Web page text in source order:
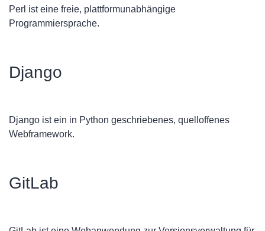
Perl ist eine freie, plattformunabhängige
Programmiersprache.
Django
Django ist ein in Python geschriebenes, quelloffenes
Webframework.
GitLab